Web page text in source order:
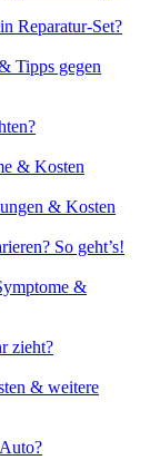
Reparatur-Set?
Tipps gegen
& Kosten
& Kosten
So geht’s!
&
zieht?
& weitere